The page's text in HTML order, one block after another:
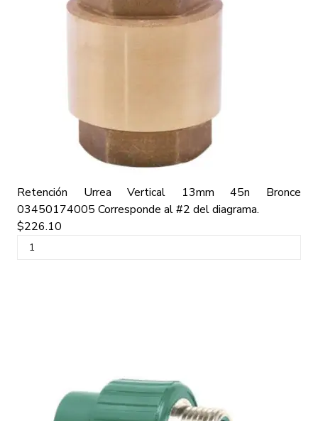
Retención Urrea Vertical 13mm 45n Bronce
03450174005 Corresponde al #2 del diagrama.
$226.10